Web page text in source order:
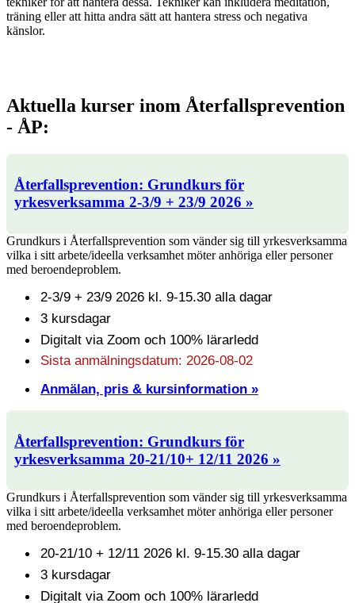
träning eller att hitta andra sätt att hantera stress och negativa
känslor.
Aktuella kurser inom Återfallsprevention
- ÅP:
Återfallsprevention: Grundkurs för
yrkesverksamma 2-3/9 + 23/9 2026 »
Grundkurs i Återfallsprevention som vänder sig till yrkesverksamma
vilka i sitt arbete/ideella verksamhet möter anhöriga eller personer
med beroendeproblem.
2-3/9 + 23/9 2026 kl. 9-15.30 alla dagar
3 kursdagar
Digitalt via Zoom och 100% lärarledd
Sista anmälningsdatum: 2026-08-02
Anmälan, pris & kursinformation »
Återfallsprevention: Grundkurs för
yrkesverksamma 20-21/10+ 12/11 2026 »
Grundkurs i Återfallsprevention som vänder sig till yrkesverksamma
vilka i sitt arbete/ideella verksamhet möter anhöriga eller personer
med beroendeproblem.
20-21/10 + 12/11 2026 kl. 9-15.30 alla dagar
3 kursdagar
Digitalt via Zoom och 100% lärarledd